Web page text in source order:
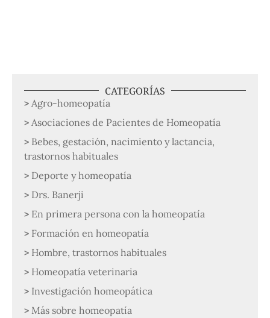
CATEGORÍAS
Agro-homeopatía
Asociaciones de Pacientes de Homeopatía
Bebes, gestación, nacimiento y lactancia,
trastornos habituales
Deporte y homeopatía
Drs. Banerji
En primera persona con la homeopatía
Formación en homeopatía
Hombre, trastornos habituales
Homeopatía veterinaria
Investigación homeopática
Más sobre homeopatía